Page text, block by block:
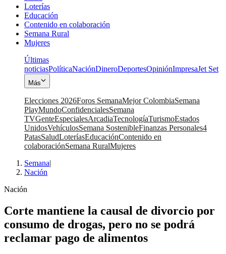
Loterías
Educación
Contenido en colaboración
Semana Rural
Mujeres
Últimas
noticiasPolíticaNaciónDineroDeportesOpiniónImpresaJet Set
Más
Elecciones 2026Foros SemanaMejor ColombiaSemana
PlayMundoConfidencialesSemana
TVGenteEspecialesArcadiaTecnologíaTurismoEstados
UnidosVehículosSemana SostenibleFinanzas Personales4
PatasSaludLoteríasEducaciónContenido en
colaboraciónSemana RuralMujeres
Semana|
Nación
Nación
Corte mantiene la causal de divorcio por
consumo de drogas, pero no se podrá
reclamar pago de alimentos